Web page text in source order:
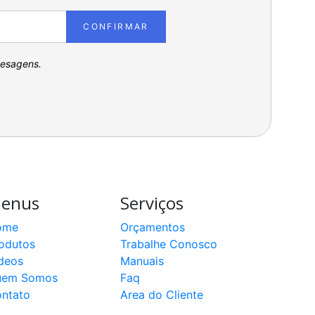
CONFIRMAR
Somos
Serviços
Orçamentos
Trabalhe Conosco
Manuais
Faq
Area do Cliente